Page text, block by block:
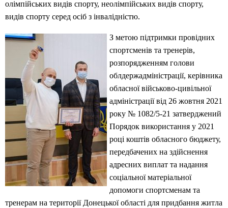
олімпійських видів спорту, неолімпійських видів спорту,
видів спорту серед осіб з інвалідністю.
З метою підтримки провідних
спортсменів та тренерів,
розпорядженням голови
облдержадміністрації, керівника
обласної військово-цивільної
адміністрації від 26 жовтня 2021
року № 1082/5-21 затверджений
Порядок використання у 2021
році коштів обласного бюджету,
передбачених на здійснення
адресних виплат та надання
соціальної матеріальної
допомоги спортсменам та
тренерам на території Донецької області для придбання житла